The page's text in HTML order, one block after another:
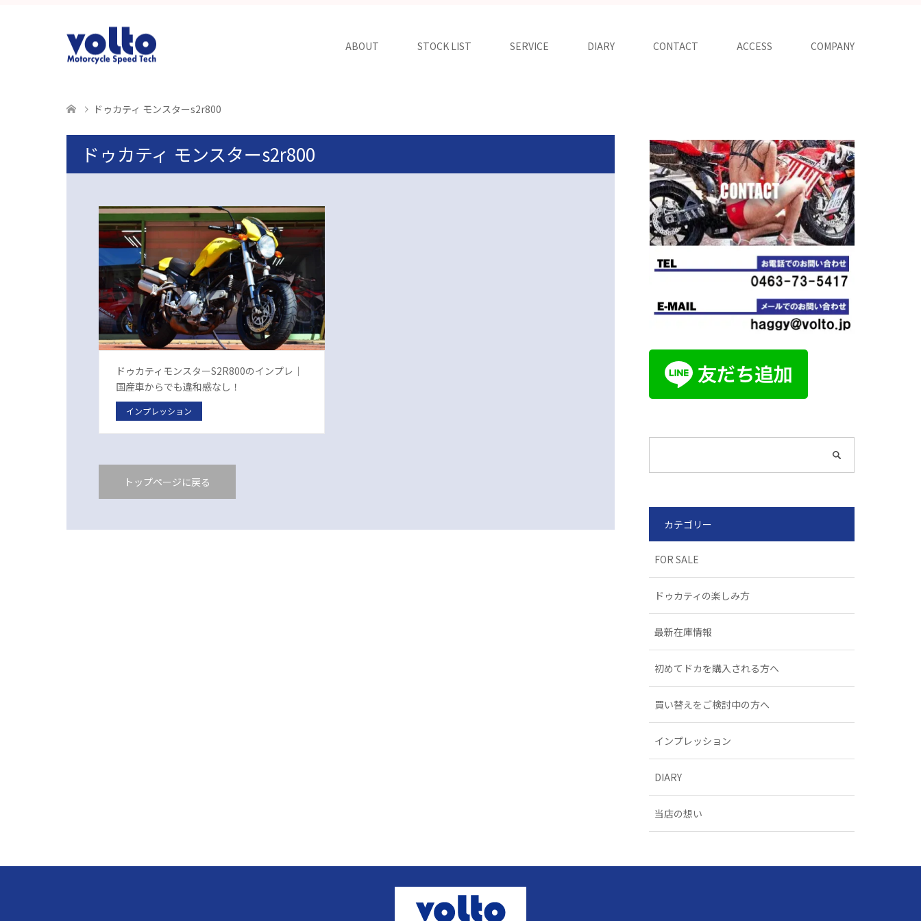
ABOUT STOCK LIST SERVICE DIARY CONTACT ACCESS COMPANY
ドゥカティ モンスターs2r800
ドゥカティ モンスターs2r800
ドゥカティモンスターS2R800のインプレ｜
国産車からでも違和感なし！
インプレッション
トップページに戻る
カテゴリー
FOR SALE
ドゥカティの楽しみ方
最新在庫情報
初めてドカを購入される方へ
買い替えをご検討中の方へ
インプレッション
DIARY
当店の想い